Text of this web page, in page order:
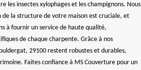
les insectes xylophages et les champignons. Nous
de la structure de votre maison est cruciale, et
à fournir un service de haute qualité,
de chaque charpente. Grâce à nos
29100 restent robustes et durables,
Faites confiance à MS Couverture pour un